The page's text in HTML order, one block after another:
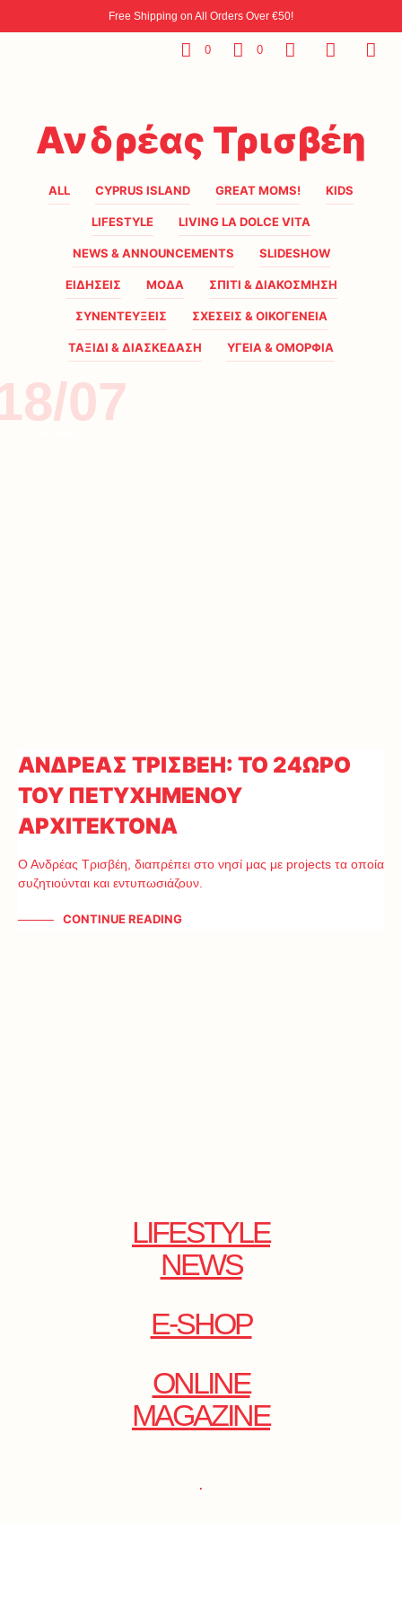
Free Shipping on All Orders Over €50!
0 0
Ανδρέας Τρισβέη
ALL CYPRUS ISLAND GREAT MOMS! KIDS
LIFESTYLE LIVING LA DOLCE VITA
NEWS & ANNOUNCEMENTS SLIDESHOW
ΕΙΔΗΣΕΙΣ ΜΟΔΑ ΣΠΙΤΙ & ΔΙΑΚΟΣΜΗΣΗ
ΣΥΝΕΝΤΕΥΞΕΙΣ ΣΧΕΣΕΙΣ & ΟΙΚΟΓΕΝΕΙΑ
ΤΑΞΙΔΙ & ΔΙΑΣΚΕΔΑΣΗ ΥΓΕΙΑ & ΟΜΟΡΦΙΑ
07
ΑΝΔΡΕΑΣ ΤΡΙΣΒΕΗ: ΤΟ 24ΩΡΟ
ΤΟΥ ΠΕΤΥΧΗΜΕΝΟΥ
ΑΡΧΙΤΕΚΤΟΝΑ
Ο Ανδρέας Τρισβέη, διαπρέπει στο νησί μας με projects τα οποία
συζητιούνται και εντυπωσιάζουν.
CONTINUE READING
LIFESTYLE
NEWS
E-SHOP
ONLINE
MAGAZINE
.